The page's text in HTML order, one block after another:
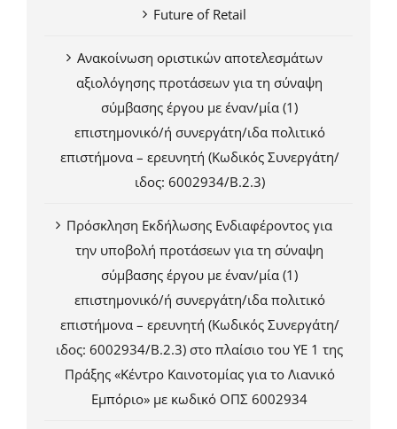
Future of Retail
Ανακοίνωση οριστικών αποτελεσμάτων
αξιολόγησης προτάσεων για τη σύναψη
σύμβασης έργου με έναν/μία (1)
επιστημονικό/ή συνεργάτη/ιδα πολιτικό
επιστήμονα – ερευνητή (Κωδικός Συνεργάτη/
ιδος: 6002934/Β.2.3)
Πρόσκληση Εκδήλωσης Ενδιαφέροντος για
την υποβολή προτάσεων για τη σύναψη
σύμβασης έργου με έναν/μία (1)
επιστημονικό/ή συνεργάτη/ιδα πολιτικό
επιστήμονα – ερευνητή (Κωδικός Συνεργάτη/
ιδος: 6002934/Β.2.3) στο πλαίσιο του ΥΕ 1 της
Πράξης «Κέντρο Καινοτομίας για το Λιανικό
Εμπόριο» με κωδικό ΟΠΣ 6002934